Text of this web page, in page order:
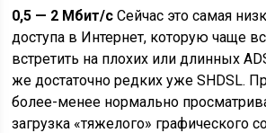
0,5 — 2 Мбит/с Сейчас это самая
доступа в Интернет, которую чаще
встретить на плохих или длинных
же достаточно редких уже SHDSL.
более-менее нормально
загрузка «тяжелого» графического